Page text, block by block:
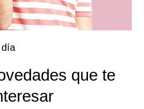
que te